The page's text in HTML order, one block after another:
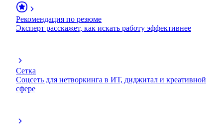
Рекомендация по резюме
Эксперт расскажет, как искать работу эффективнее
Сетка
Соцсеть для нетворкинга в ИТ, диджитал и креативной
сфере